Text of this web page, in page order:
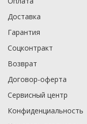
Доставка
Гарантия
Соцконтракт
Возврат
Договор-оферта
Сервисный центр
Конфиденциальность